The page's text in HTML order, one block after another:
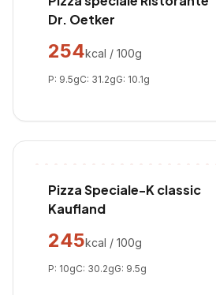
Dr. Oetker
254kcal / 100g
P: 9.5gC: 31.2gG: 10.1g
Pizza Speciale-K classic
Kaufland
245kcal / 100g
P: 10gC: 30.2gG: 9.5g